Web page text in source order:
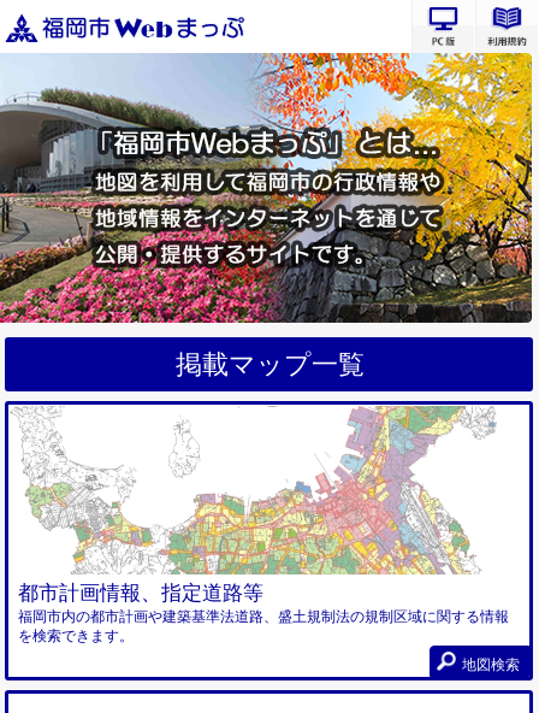
PC版サ
掲載マップ一覧
都市計画情報、指定道路等
福岡市内の都市計画や建築基準法道路、盛土規制法の規制区域に関する情報
を検索できます。
地図検索